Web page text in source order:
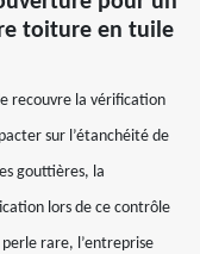
toiture en tuile
recouvre la vérification
sur l’étanchéité de
gouttières, la
lors de ce contrôle
rare, l’entreprise